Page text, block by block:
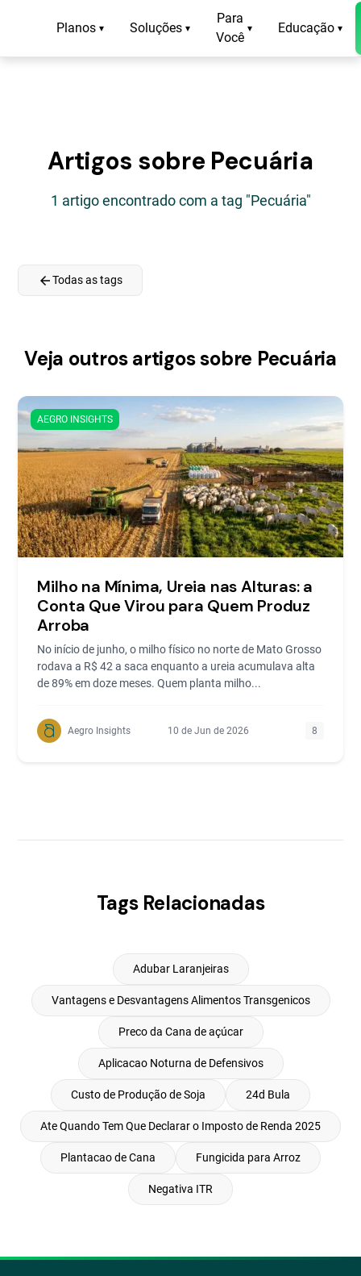
Planos ▾ Soluções ▾
Para
Você
▾ Educação ▾
Artigos sobre Pecuária
1 artigo encontrado com a tag "Pecuária"
arrow_backTodas as tags
Veja outros artigos sobre Pecuária
AEGRO INSIGHTS
Milho na Mínima, Ureia nas Alturas: a
Conta Que Virou para Quem Produz
Arroba
No início de junho, o milho físico no norte de Mato Grosso
rodava a R$ 42 a saca enquanto a ureia acumulava alta
de 89% em doze meses. Quem planta milho...
Aegro Insights 10 de Jun de 2026 8
Tags Relacionadas
Adubar Laranjeiras
Vantagens e Desvantagens Alimentos Transgenicos
Preco da Cana de açúcar
Aplicacao Noturna de Defensivos
Custo de Produção de Soja 24d Bula
Ate Quando Tem Que Declarar o Imposto de Renda 2025
Plantacao de Cana Fungicida para Arroz
Negativa ITR